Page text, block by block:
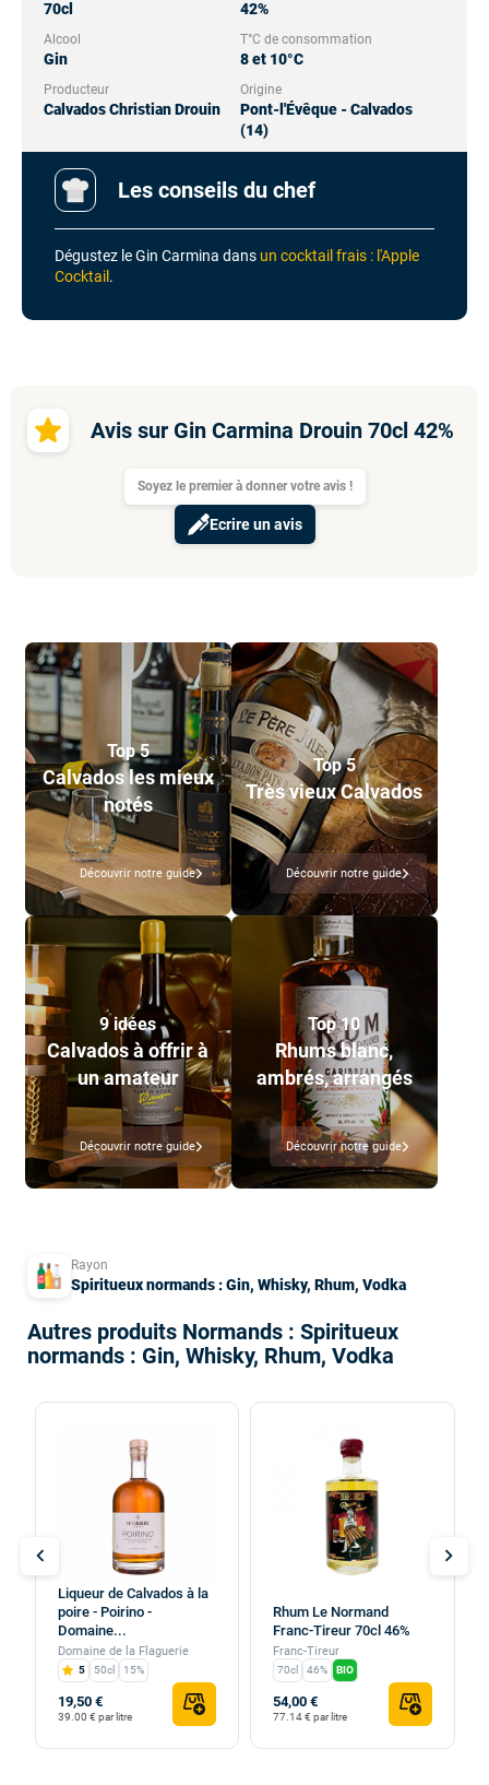
70cl 42%
Alcool
Gin
T°C de consommation
8 et 10°C
Producteur
Calvados Christian Drouin
Origine
Pont-l'Évêque - Calvados
(14)
Les conseils du chef
Dégustez le Gin Carmina dans un cocktail frais : l'Apple
Cocktail .
Avis sur Gin Carmina Drouin 70cl 42%
Soyez le premier à donner votre avis !
Ecrire un avis
Top 5
Calvados les mieux
notés
Découvrir notre guide
Top 5
Très vieux Calvados
Découvrir notre guide
9 idées
Calvados à offrir à
un amateur
Découvrir notre guide
Top 10
Rhums blanc,
ambrés, arrangés
Découvrir notre guide
Rayon
Spiritueux normands : Gin, Whisky, Rhum, Vodka
Autres produits Normands : Spiritueux
normands : Gin, Whisky, Rhum, Vodka
Liqueur de Calvados à la
poire - Poirino -
Domaine...
Domaine de la Flaguerie
5 50cl 15%
19,50 €
39.00 € par litre
Rhum Le Normand
Franc-Tireur 70cl 46%
Franc-Tireur
70cl 46% BIO
54,00 €
77.14 € par litre
chevron_left chevron_right